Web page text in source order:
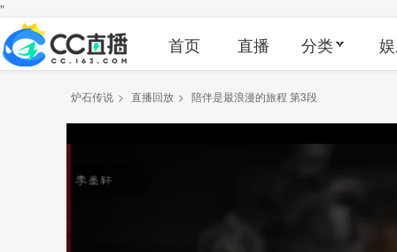
"
首页 直播 分类
炉石传说 > 直播回放 > 陪伴是最浪漫的旅程 第3段